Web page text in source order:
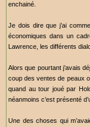
enchainé.
Je dois dire que j’ai
économiques dans un
Lawrence, les différents
Alors que pourtant j’avais
coup des ventes de peaux
quand au tour joué par
néanmoins c’est présenté
Une des choses qui